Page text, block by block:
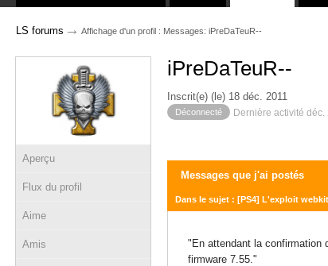
LS forums → Affichage d'un profil : Messages: iPreDaTeuR--
Aperçu
Flux du profil
Aime
Amis
iPreDaTeuR--
Inscrit(e) (le) 18 déc. 2011
Déconnecté Dernière activité
Messages que j'ai postés
Dans le sujet : [PS4] L'exploit
"En attendant la confirmation
firmware 7.55."